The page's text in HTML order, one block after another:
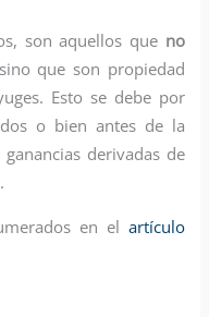
son aquellos que no
que son propiedad
Esto se debe por
o bien antes de la
derivadas de
en el artículo